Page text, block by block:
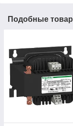
Подобные